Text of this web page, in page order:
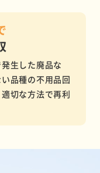
生した廃品な
品種の不用品回
切な方法で再利